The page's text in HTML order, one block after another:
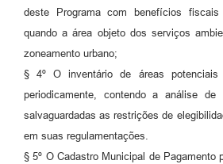
deste Programa com benefícios
quando a área objeto dos serviços
zoneamento urbano;
§ 4º O inventário de áreas potenciais
periodicamente, contendo a análise de
salvaguardadas as restrições de
em suas regulamentações.
§ 5º O Cadastro Municipal de Pagamento